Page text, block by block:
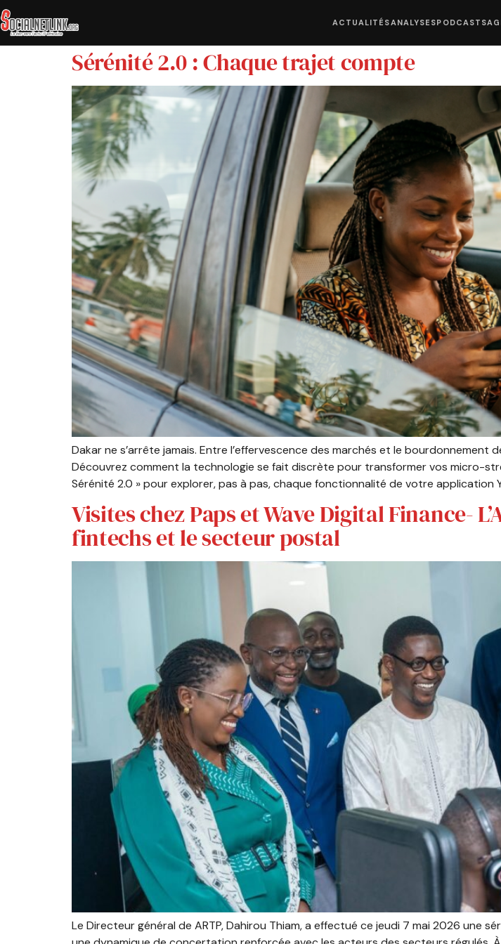
ACTUALITÉSANALYSESPODCASTS
Sérénité 2.0 : Chaque trajet compte
Dakar ne s’arrête jamais. Entre l’effervescence des marchés et le bourdonnement
Découvrez comment la technologie se fait discrète pour transformer vos micro-
Sérénité 2.0 » pour explorer, pas à pas, chaque fonctionnalité de votre application
Visites chez Paps et Wave Digital Finance-
fintechs et le secteur postal
Le Directeur général de ARTP, Dahirou Thiam, a effectué ce jeudi 7 mai 2026 une